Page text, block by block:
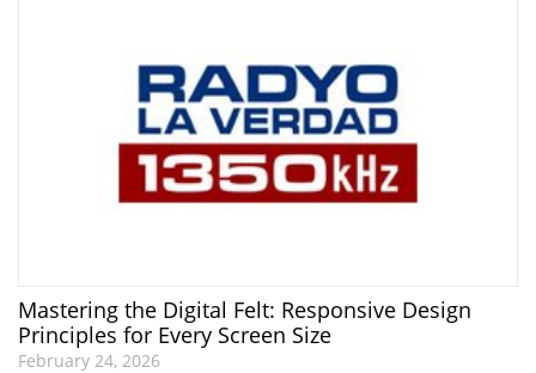
Mastering the Digital Felt: Responsive Design
Principles for Every Screen Size
February 24, 2026